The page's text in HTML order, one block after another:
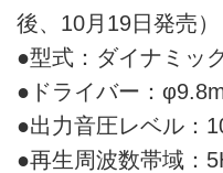
後、10月19日発売）
●型式：ダイナミッ
●ドライバー：
●出力音圧レベル：
●再生周波数帯域：